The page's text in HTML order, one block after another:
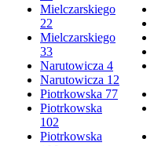
Mielczarskiego
22
Mielczarskiego
33
Narutowicza 4
Narutowicza 12
Piotrkowska 77
Piotrkowska
102
Piotrkowska